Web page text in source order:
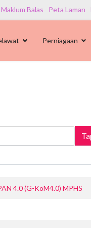
Balas Peta Laman
Perniagaan
4.0 (G-KoM4.0) MPHS